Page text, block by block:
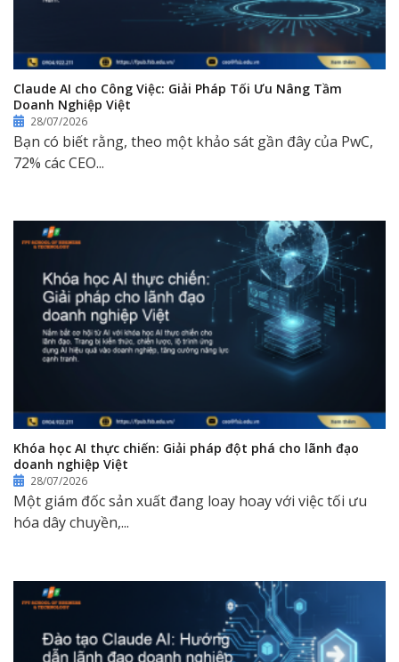
Claude AI cho Công Việc: Giải Pháp Tối Ưu Nâng Tầm
Doanh Nghiệp Việt
28/07/2026
Bạn có biết rằng, theo một khảo sát gần đây của PwC,
72% các CEO...
Khóa học AI thực chiến: Giải pháp đột phá cho lãnh đạo
doanh nghiệp Việt
28/07/2026
Một giám đốc sản xuất đang loay hoay với việc tối ưu
hóa dây chuyền,...